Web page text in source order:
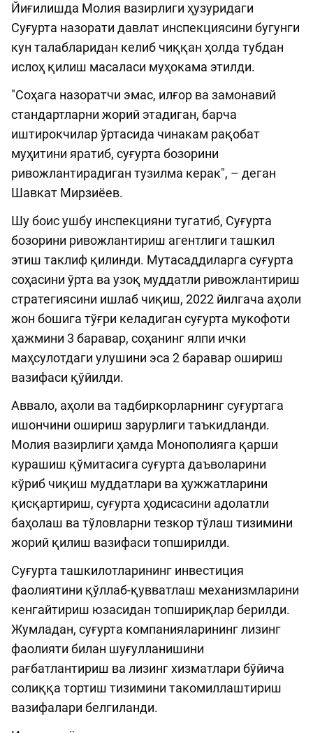
Йиғилишда Молия вазирлиги ҳузуридаги
Суғурта назорати давлат инспекциясини бугунги
кун талабларидан келиб чиққан ҳолда тубдан
ислоҳ қилиш масаласи муҳокама этилди.
"Соҳага назоратчи эмас, илғор ва замонавий
стандартларни жорий этадиган, барча
иштирокчилар ўртасида чинакам рақобат
муҳитини яратиб, суғурта бозорини
ривожлантирадиган тузилма керак", – деган
Шавкат Мирзиёев.
Шу боис ушбу инспекцияни тугатиб, Суғурта
бозорини ривожлантириш агентлиги ташкил
этиш таклиф қилинди. Мутасаддиларга суғурта
соҳасини ўрта ва узоқ муддатли ривожлантириш
стратегиясини ишлаб чиқиш, 2022 йилгача аҳоли
жон бошига тўғри келадиган суғурта мукофоти
ҳажмини 3 баравар, соҳанинг ялпи ички
маҳсулотдаги улушини эса 2 баравар ошириш
вазифаси қўйилди.
Аввало, аҳоли ва тадбиркорларнинг суғуртага
ишончини ошириш зарурлиги таъкидланди.
Молия вазирлиги ҳамда Монополияга қарши
курашиш қўмитасига суғурта даъволарини
кўриб чиқиш муддатлари ва ҳужжатларини
қисқартириш, суғурта ҳодисасини адолатли
баҳолаш ва тўловларни тезкор тўлаш тизимини
жорий қилиш вазифаси топширилди.
Суғурта ташкилотларининг инвестиция
фаолиятини қўллаб-қувватлаш механизмларини
кенгайтириш юзасидан топшириқлар берилди.
Жумладан, суғурта компанияларининг лизинг
фаолияти билан шуғулланишини
рағбатлантириш ва лизинг хизматлари бўйича
солиққа тортиш тизимини такомиллаштириш
вазифалари белгиланди.